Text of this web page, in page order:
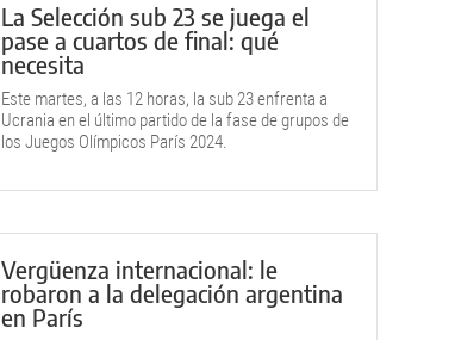
La Selección sub 23 se juega el
pase a cuartos de final: qué
necesita
Este martes, a las 12 horas, la sub 23 enfrenta a
Ucrania en el último partido de la fase de grupos de
los Juegos Olímpicos París 2024.
Vergüenza internacional: le
robaron a la delegación argentina
en París